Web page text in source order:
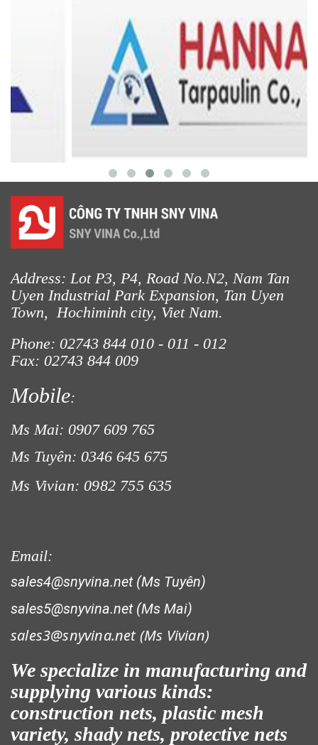
LƯỚI CHẮN CÔN TRÙNG
LƯỚI CHE NẮNG
LƯỚI CHẮN ĐỘNG VẬT
LƯỚI NUÔI TRỒNG HẢI SẢN
Address: Lot P3, P4, Road No.N2, Nam Tan
Uyen Industrial Park Expansion, Tan Uyen
Town, Hochiminh city, Viet Nam.
Phone: 02743 844 010 - 011 - 012
Fax: 02743 844 009
Mobile:
Ms Mai: 0907 609 765
Ms Tuyên: 0346 645 675
Ms Vivian: 0982 755 635
Email:
sales4@snyvina.net (Ms Tuyên)
sales5@snyvina.net (Ms Mai)
sales3@snyvina.net (Ms Vivian)
We specialize in manufacturing and
supplying various kinds:
construction nets, plastic mesh
variety, shady nets, protective nets